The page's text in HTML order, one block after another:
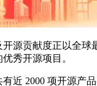
源贡献度正以全
秀开源项目。
近 2000 项开源产